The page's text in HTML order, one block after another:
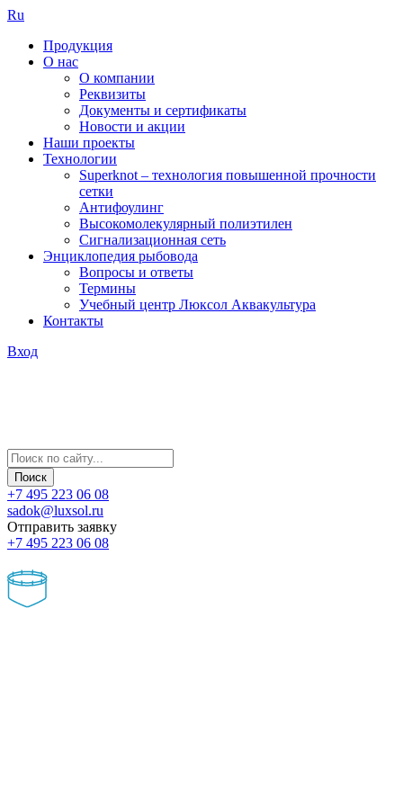
Ru
Продукция
О нас
О компании
Реквизиты
Документы и сертификаты
Новости и акции
Наши проекты
Технологии
Superknot – технология повышенной прочности
сетки
Антифоулинг
Высокомолекулярный полиэтилен
Сигнализационная сеть
Энциклопедия рыбовода
Вопросы и ответы
Термины
Учебный центр Люксол Аквакультура
Контакты
Вход
+7 495 223 06 08
sadok@luxsol.ru
Отправить заявку
+7 495 223 06 08